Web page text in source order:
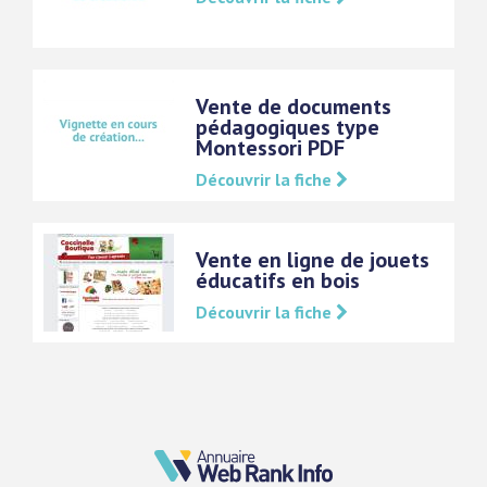
Vente de documents
pédagogiques type
Montessori PDF
Découvrir la fiche
Vente en ligne de jouets
éducatifs en bois
Découvrir la fiche